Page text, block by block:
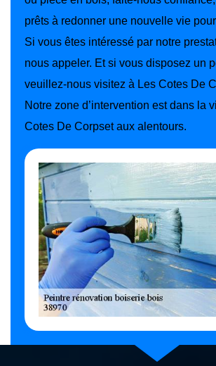
prêts à redonner une nouvelle vie
Si vous êtes intéressé par notre
nous appeler. Et si vous disposez un
veuillez-nous visitez à Les Cotes De
Notre zone d’intervention est dans la
Cotes De Corpset aux alentours.